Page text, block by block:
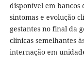
disponível em bancos
sintomas e evolução
gestantes no final da
clínicas semelhantes
internação em